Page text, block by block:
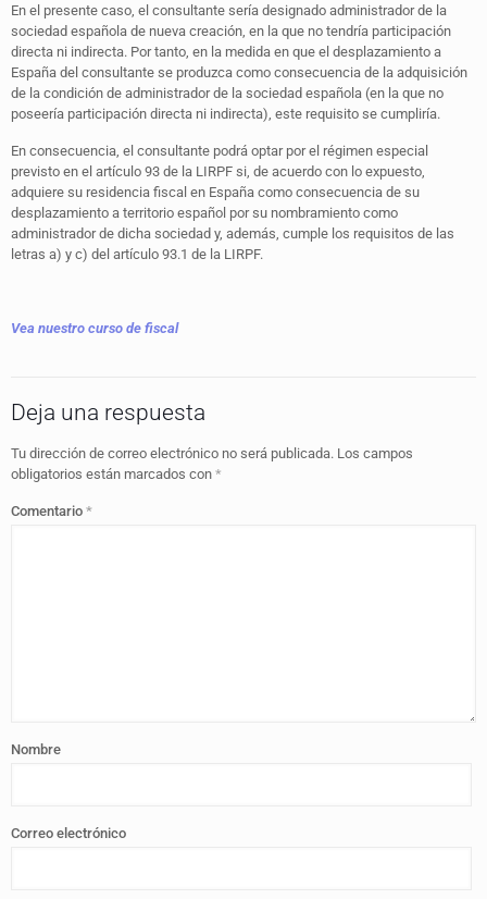
En el presente caso, el consultante sería designado administrador de la
sociedad española de nueva creación, en la que no tendría participación
directa ni indirecta. Por tanto, en la medida en que el desplazamiento a
España del consultante se produzca como consecuencia de la adquisición
de la condición de administrador de la sociedad española (en la que no
poseería participación directa ni indirecta), este requisito se cumpliría.
En consecuencia, el consultante podrá optar por el régimen especial
previsto en el artículo 93 de la LIRPF si, de acuerdo con lo expuesto,
adquiere su residencia fiscal en España como consecuencia de su
desplazamiento a territorio español por su nombramiento como
administrador de dicha sociedad y, además, cumple los requisitos de las
letras a) y c) del artículo 93.1 de la LIRPF.
Vea nuestro curso de fiscal
Deja una respuesta
Tu dirección de correo electrónico no será publicada. Los campos
obligatorios están marcados con *
Comentario *
Nombre
Correo electrónico